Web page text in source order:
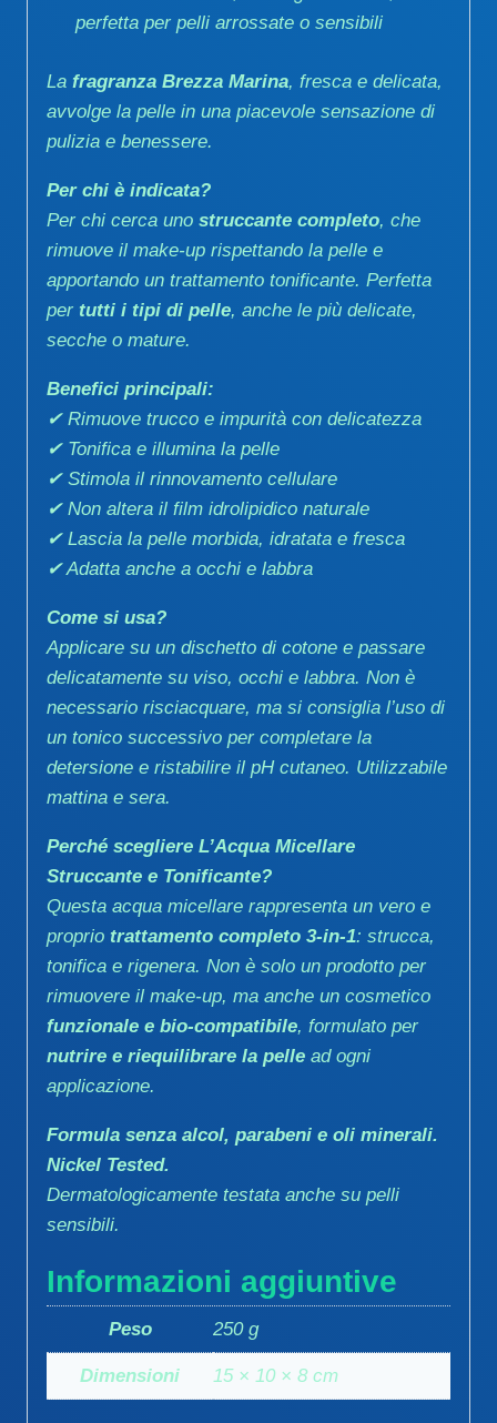
perfetta per pelli arrossate o sensibili
La fragranza Brezza Marina, fresca e delicata,
avvolge la pelle in una piacevole sensazione di
pulizia e benessere.
Per chi è indicata?
Per chi cerca uno struccante completo, che
rimuove il make-up rispettando la pelle e
apportando un trattamento tonificante. Perfetta
per tutti i tipi di pelle, anche le più delicate,
secche o mature.
Benefici principali:
✔ Rimuove trucco e impurità con delicatezza
✔ Tonifica e illumina la pelle
✔ Stimola il rinnovamento cellulare
✔ Non altera il film idrolipidico naturale
✔ Lascia la pelle morbida, idratata e fresca
✔ Adatta anche a occhi e labbra
Come si usa?
Applicare su un dischetto di cotone e passare
delicatamente su viso, occhi e labbra. Non è
necessario risciacquare, ma si consiglia l’uso di
un tonico successivo per completare la
detersione e ristabilire il pH cutaneo. Utilizzabile
mattina e sera.
Perché scegliere L’Acqua Micellare
Struccante e Tonificante?
Questa acqua micellare rappresenta un vero e
proprio trattamento completo 3-in-1: strucca,
tonifica e rigenera. Non è solo un prodotto per
rimuovere il make-up, ma anche un cosmetico
funzionale e bio-compatibile, formulato per
nutrire e riequilibrare la pelle ad ogni
applicazione.
Formula senza alcol, parabeni e oli minerali.
Nickel Tested.
Dermatologicamente testata anche su pelli
sensibili.
Informazioni aggiuntive
Peso 250 g
Dimensioni 15 × 10 × 8 cm